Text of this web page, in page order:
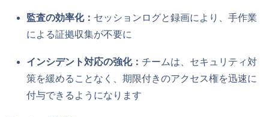
監査の効率化： セッションログと録画により、手作業
による証拠収集が不要に
インシデント対応の強化： チームは、セキュリティ対
策を緩めることなく、期限付きのアクセス権を迅速に
付与できるようになります